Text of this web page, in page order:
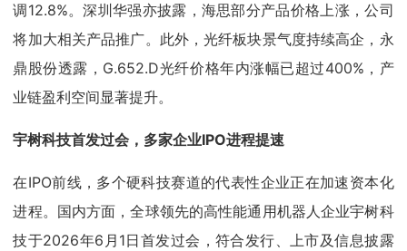
调12.8%。深圳华强亦披露，海思部分产品价格上涨，公司
将加大相关产品推广。此外，光纤板块景气度持续高企，永
鼎股份透露，G.652.D光纤价格年内涨幅已超过400%，产
业链盈利空间显著提升。
宇树科技首发过会，多家企业IPO进程提速
在IPO前线，多个硬科技赛道的代表性企业正在加速资本化
进程。国内方面，全球领先的高性能通用机器人企业宇树科
技于2026年6月1日首发过会，符合发行、上市及信息披露